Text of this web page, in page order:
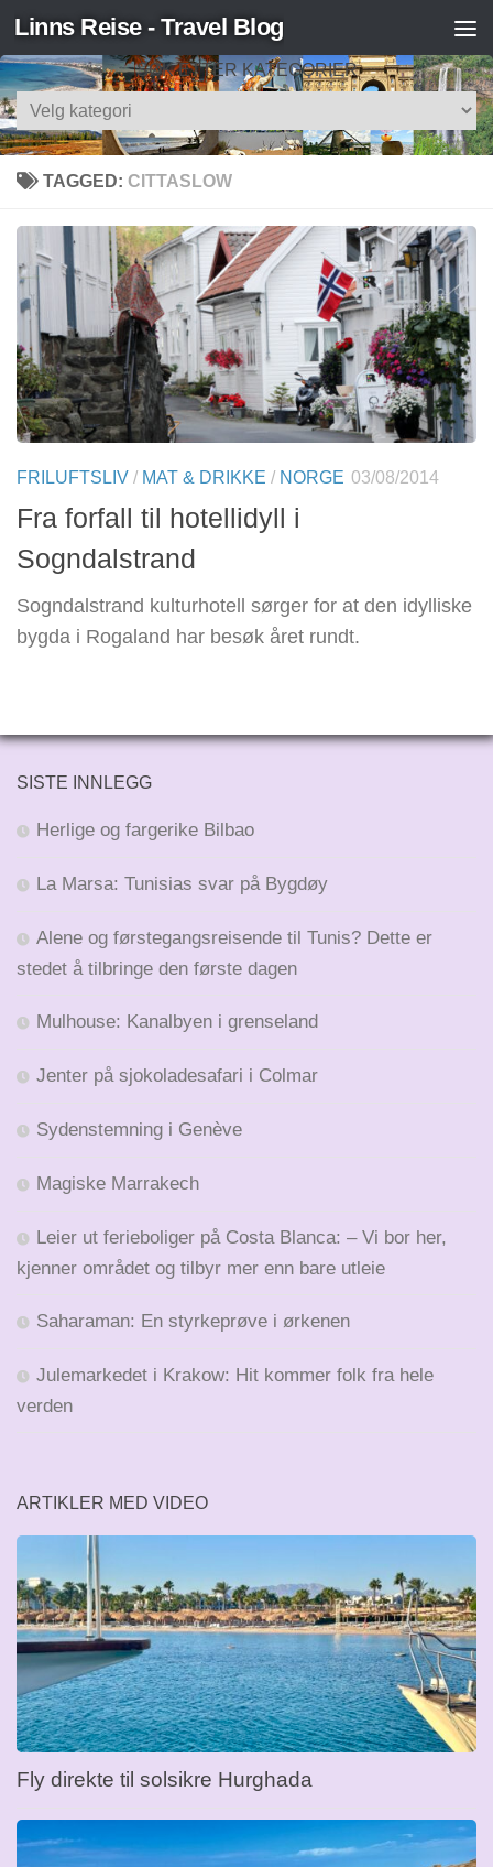
Skip to content
Linns Reise - Travel Blog
SØK ETTER KATEGORIER
Søk
etter
TAGGED: CITTASLOW
FRILUFTSLIV / MAT & DRIKKE / NORGE 03/08/2014
Fra forfall til hotellidyll i
Sogndalstrand
Sogndalstrand kulturhotell sørger for at den idylliske
bygda i Rogaland har besøk året rundt.
SISTE INNLEGG
Herlige og fargerike Bilbao
La Marsa: Tunisias svar på Bygdøy
Alene og førstegangsreisende til Tunis? Dette er
stedet å tilbringe den første dagen
Mulhouse: Kanalbyen i grenseland
Jenter på sjokoladesafari i Colmar
Sydenstemning i Genève
Magiske Marrakech
Leier ut ferieboliger på Costa Blanca: – Vi bor her,
kjenner området og tilbyr mer enn bare utleie
Saharaman: En styrkeprøve i ørkenen
Julemarkedet i Krakow: Hit kommer folk fra hele
verden
ARTIKLER MED VIDEO
Fly direkte til solsikre Hurghada